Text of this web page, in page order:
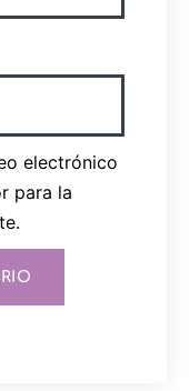
electrónico
para la